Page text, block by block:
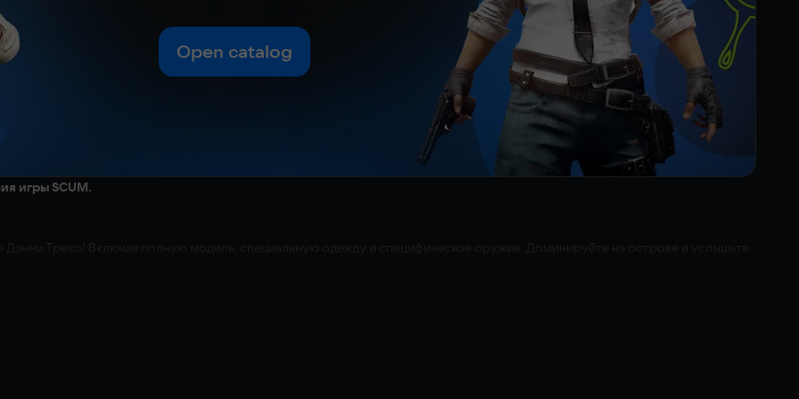
Open catalog
игры SCUM.
Дэнни Трехо! Включая полную модель, специальную одежду и специфическое оружие. Доминируйте на острове и услышьте